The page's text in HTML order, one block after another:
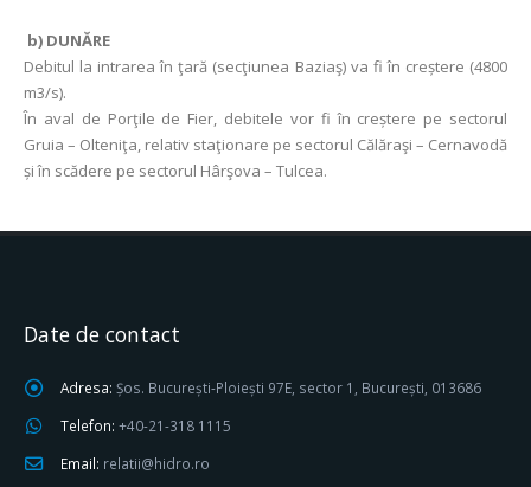
b) DUNĂRE
Debitul la intrarea în ţară (secţiunea Baziaş) va fi în creștere (4800
m3/s).
În aval de Porţile de Fier, debitele vor fi în creștere pe sectorul
Gruia – Olteniţa, relativ staţionare pe sectorul Călăraşi – Cernavodă
și în scădere pe sectorul Hârşova – Tulcea.
Date de contact
Adresa: Șos. București-Ploiești 97E, sector 1, București, 013686
Telefon: +40-21-318 1115
Email: relatii@hidro.ro